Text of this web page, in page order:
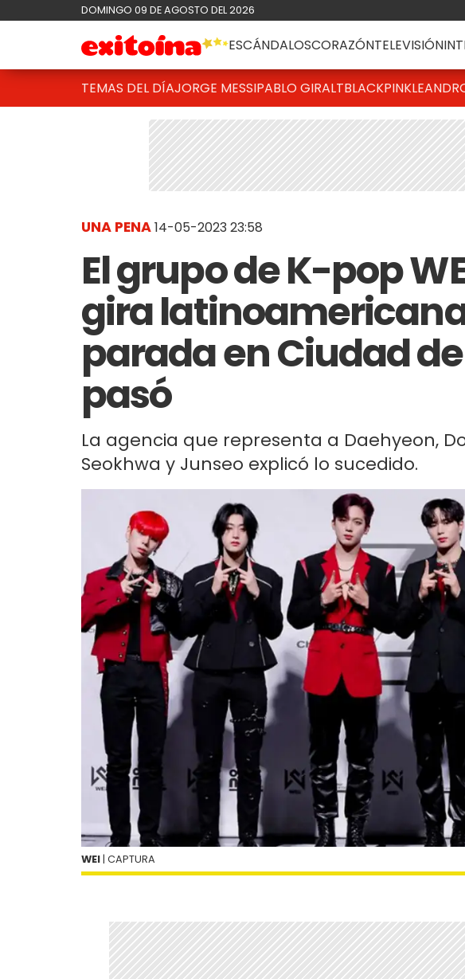
DOMINGO 09 DE AGOSTO DEL 2026
ESCÁNDALOSCORAZÓNTELEVISIÓN
TEMAS DEL DÍAJORGE MESSIPABLO GIRALTBLACKPINK
UNA PENA14-05-2023 23:58
El grupo de K-pop
gira
parada en Ciudad
pasó
La agencia que representa a Daehyeon,
Seokhwa y Junseo explicó lo sucedido.
WEI | CAPTURA